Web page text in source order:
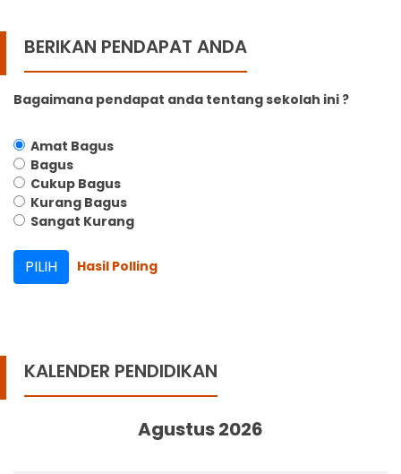
BERIKAN PENDAPAT ANDA
Bagaimana pendapat anda tentang sekolah ini ?
Amat Bagus
Bagus
Cukup Bagus
Kurang Bagus
Sangat Kurang
Hasil Polling
KALENDER PENDIDIKAN
Agustus 2026